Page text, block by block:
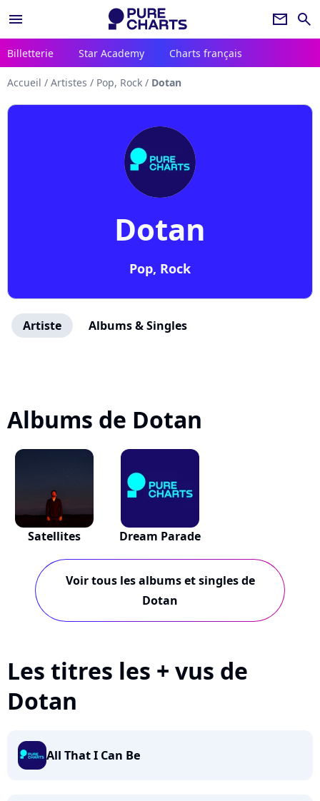
menu newsletter search
Billetterie Star Academy Charts français
Accueil / Artistes / Pop, Rock / Dotan
Dotan
Pop, Rock
Artiste Albums & Singles
Albums de Dotan
Satellites Dream Parade
Voir tous les albums et singles de
Dotan
Les titres les + vus de
Dotan
All That I Can Be